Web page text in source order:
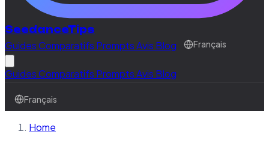
SeedanceTips
GuidesComparatifs PromptsAvis Blog Français
GuidesComparatifs PromptsAvis Blog
Français
Home